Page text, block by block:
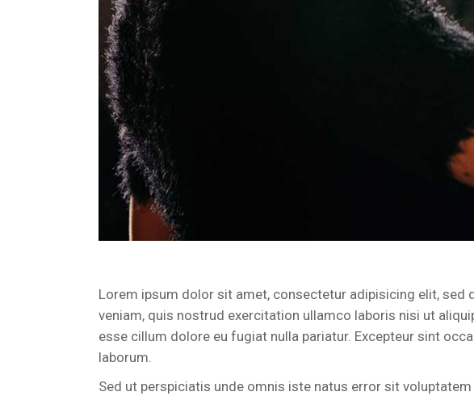
Lorem ipsum dolor sit amet, consectetur adipisicing elit,
veniam, quis nostrud exercitation ullamco laboris nisi ut
esse cillum dolore eu fugiat nulla pariatur. Excepteur sint
laborum.
Sed ut perspiciatis unde omnis iste natus error sit